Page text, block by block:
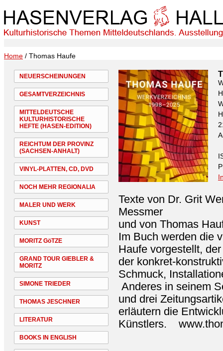
Home / Thomas Haufe
NEUERSCHEINUNGEN
GESAMTVERZEICHNIS
MITTELDEUTSCHE
KULTURHISTORISCHE
HEFTE (HASEN-EDITION)
REICHTUM DER PROVINZ
(SACHSEN-ANHALT)
VINYL-PLATTEN, CD, DVD
NOCH MEHR REGIONALIA
MALER UND WERK
KUNST
MORITZ GöTZE
GRAND TOUR GIEBLER &
MORITZ
SIMONE TRIEDER
THOMAS JESCHNER
LITERATUR
BOOKS IN ENGLISH
Texte von Dr. Grit
Messmer
und von Thomas
Im Buch werden die
Haufe vorgestellt,
der konkret-
Schmuck,
Anderes in seinem
und drei
erläutern die
Künstlers.